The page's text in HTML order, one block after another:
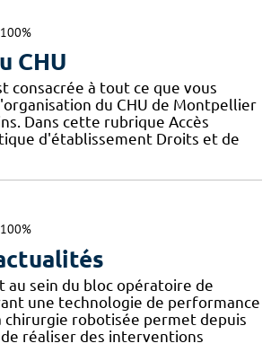
100%
CHU
consacrée à tout ce que vous
du CHU de Montpellier
Dans cette rubrique Accès
d'établissement Droits et de
100%
au sein du bloc opératoire de
une technologie de performance
chirurgie robotisée permet depuis
réaliser des interventions